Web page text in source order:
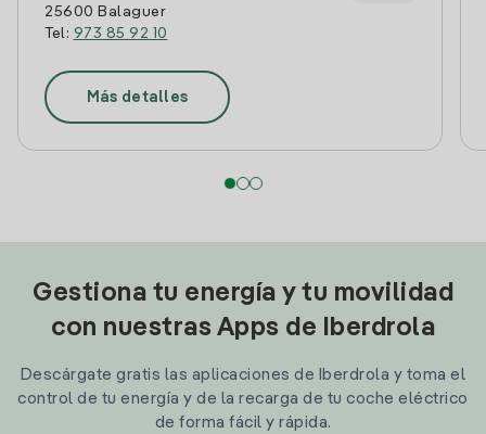
25600 Balaguer
Tel: 973 85 92 10
Más detalles
Gestiona tu energía y tu movilidad
con nuestras Apps de Iberdrola
Descárgate gratis las aplicaciones de Iberdrola y toma el
control de tu energía y de la recarga de tu coche eléctrico
de forma fácil y rápida.